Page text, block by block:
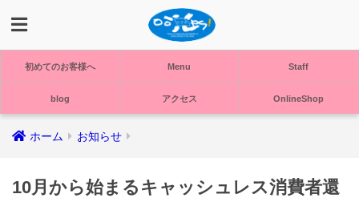
初めてのお客様へ Menu Staff
blog アクセス OnlineShop
ホーム お知らせ
10月から始まるキャッシュレス消費者還